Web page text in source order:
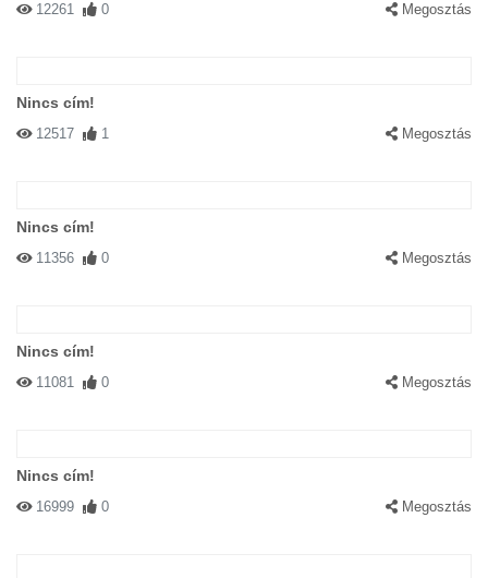
12261 0 Megosztás
Nincs cím!
12517 1 Megosztás
Nincs cím!
11356 0 Megosztás
Nincs cím!
11081 0 Megosztás
Nincs cím!
16999 0 Megosztás